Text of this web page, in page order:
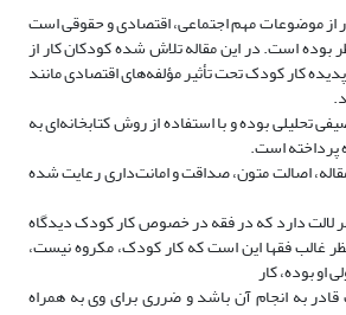
از موضوعات مهم اجتماعی، اقتصادی و حقوقی است
بوده است. در این مقاله تلاش شده کودکان کار از
کار کودک تحت تأثیر مؤلفه‌های اقتصادی مانند
تحلیلی بوده و با استفاده از روش کتابخانه‌ای به
پرداخته است.
اصالت متون، صداقت و امانت‌داری رعایت شده
لالت دارد که در فقه در خصوص کار کودک دیدگاه
غالب فقها این است که کار کودک، مکروه نیست،
بوده، کار
به انجام آن باشد و ضرری برای وی به همراه